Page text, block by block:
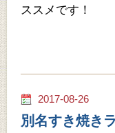
ススメです！
2017-08-26
別名すき焼き